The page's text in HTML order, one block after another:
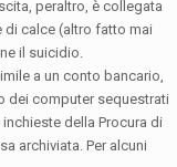
peraltro, è collegata
di calce (altro fatto mai
il suicidio.
a un conto bancario,
dei computer sequestrati
della Procura di
archiviata. Per alcuni